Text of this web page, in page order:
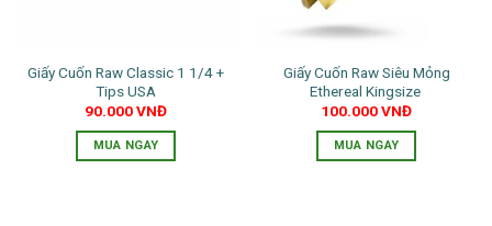
Giấy Cuốn Raw Classic 1 1/4 +
Tips USA
90.000VNĐ
MUA NGAY
Giấy Cuốn Raw Siêu Mỏng
Ethereal Kingsize
100.000VNĐ
MUA NGAY